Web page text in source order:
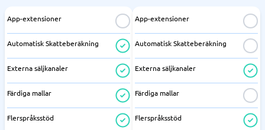
App-extensioner
Automatisk Skatteberäkning
Externa säljkanaler
Färdiga mallar
Flerspråksstöd
App-extensioner
Automatisk Skatteberäkning
Externa säljkanaler
Färdiga mallar
Flerspråksstöd